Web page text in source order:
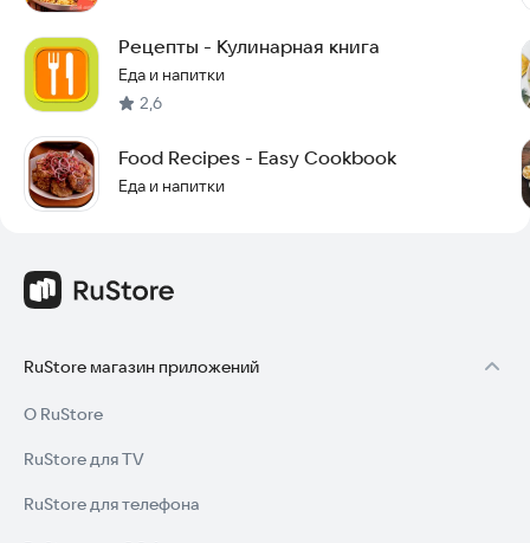
Рецепты - Кулинарная книга
Еда и напитки
2,6
Food Recipes - Easy Cookbook
Еда и напитки
RuStore магазин приложений
О RuStore
RuStore для TV
RuStore для телефона